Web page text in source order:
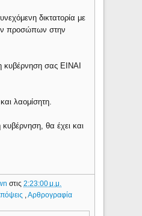
δικτατορία με
προσώπων στην
σας ΕΙΝΑΙ
λαομίσητη.
κυβέρνηση, θα έχει και
στις2:23:00 μ.μ.
,Αρθρογραφία